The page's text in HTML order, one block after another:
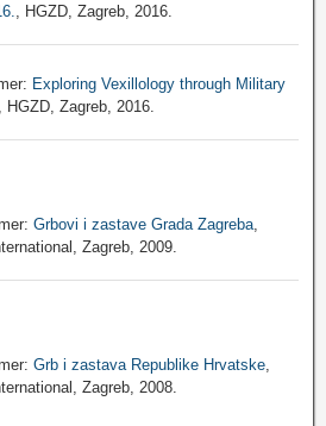
, HGZD, Zagreb, 2016.
Exploring Vexillology through Military
, HGZD, Zagreb, 2016.
Grbovi i zastave Grada Zagreba
Zagreb, 2009.
Grb i zastava Republike Hrvatske
Zagreb, 2008.